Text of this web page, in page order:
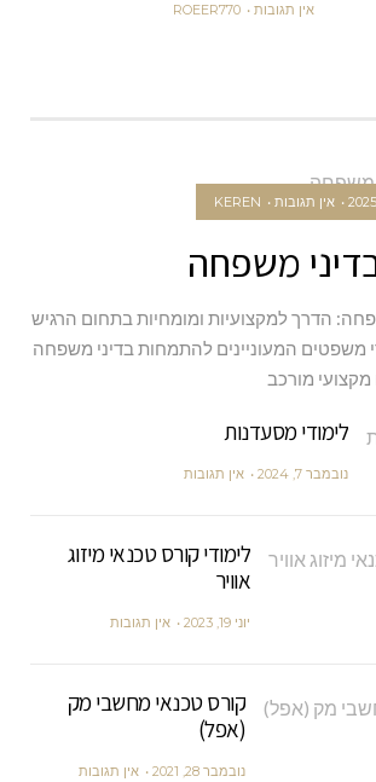
אין תגובות ROEER770
אין תגובות KEREN
משפחה
הדרך למקצועיות ומומחיות בתחום הרגיש
משפטים המעוניינים להתמחות בדיני משפחה
מורכב
לימודי מסעדנות
נובמבר 7, 2024 אין תגובות
לימודי קורס טכנאי מיזוג
אוויר
יוני 19, 2023 אין תגובות
קורס טכנאי מחשבי מק
(אפל)
נובמבר 28, 2021 אין תגובות